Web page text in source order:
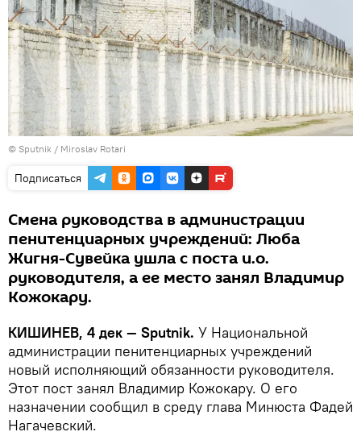
© Sputnik / Miroslav Rotari
Подписаться
Смена руководства в администрации
пенитенциарных учреждений: Люба
Жигня-Сувейка ушла с поста и.о.
руководителя, а ее место занял Владимир
Кожокару.
КИШИНЕВ, 4 дек — Sputnik. У Национальной
администрации пенитенциарных учреждений
новый исполняющий обязанности руководителя.
Этот пост занял Владимир Кожокару. О его
назначении сообщил в среду глава Минюста Фадей
Нагачевский.